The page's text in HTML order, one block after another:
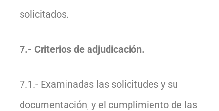
solicitados.
7.- Criterios de adjudicación.
7.1.- Examinadas las solicitudes y su
documentación, y el cumplimiento de las